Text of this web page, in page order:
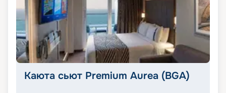
Каюта сьют Premium Aurea (BGA)